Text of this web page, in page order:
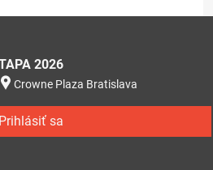
2026
Crowne Plaza Bratislava
Prihlásiť sa